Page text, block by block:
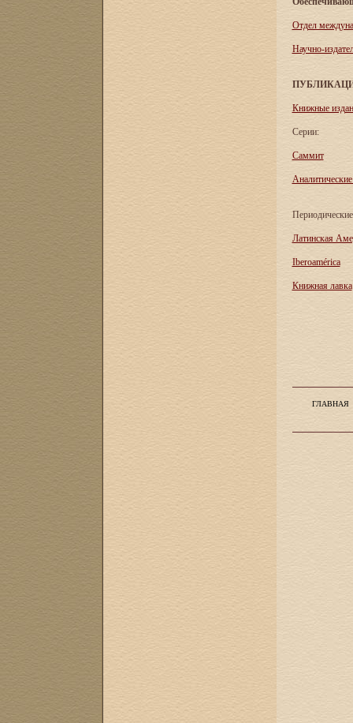
Отдел
Научно-
Книжные
Серии:
Саммит
Аналитические
Латинская
Iberoamérica
Книжная лавка
ГЛАВНАЯ